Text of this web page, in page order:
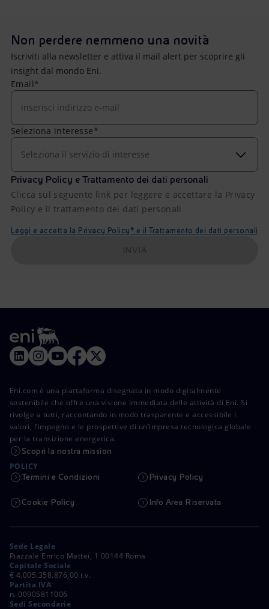
Non perdere nemmeno una novità
Iscriviti alla newsletter e attiva il mail alert per scoprire gli
insight dal mondo Eni.
Email*
Seleziona interesse*
Seleziona il servizio di interesse
Privacy Policy e Trattamento dei dati personali
Clicca sul seguente link per leggere e accettare la Privacy
Policy e il trattamento dei dati personali
Leggi e accetta la Privacy Policy* e il Trattamento dei dati personali
Eni.com è una piattaforma disegnata in modo digitalmente
sostenibile che offre una visione immediata delle attività di Eni. Si
rivolge a tutti, raccontando in modo trasparente e accessibile i
valori, l’impegno e le prospettive di un’impresa tecnologica globale
per la transizione energetica.
Scopri la nostra mission
POLICY
Termini e Condizioni Privacy Policy
Cookie Policy Info Area Riservata
Sede Legale
Piazzale Enrico Mattei, 1 00144 Roma
Capitale Sociale
€ 4.005.358.876,00 i.v.
Partita IVA
n. 00905811006
Sedi Secondarie